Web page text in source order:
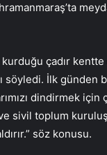
çadır kentte
söyledi. İlk
dindirmek
sivil toplum
söz konusu.